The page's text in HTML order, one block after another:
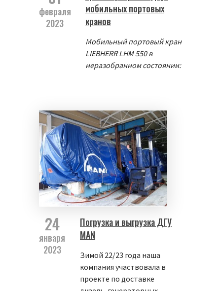
февраля
2023
мобильных портовых
кранов
Мобильный портовый кран
LIEBHERR LHM 550 в
неразобранном состоянии:
24
января
2023
Погрузка и выгрузка ДГУ
MAN
Зимой 22/23 года наша
компания участвовала в
проекте по доставке